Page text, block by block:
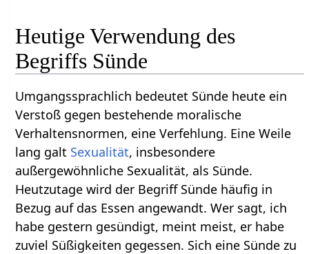
Heutige Verwendung des
Begriffs Sünde
Umgangssprachlich bedeutet Sünde heute ein
Verstoß gegen bestehende moralische
Verhaltensnormen, eine Verfehlung. Eine Weile
lang galt Sexualität, insbesondere
außergewöhnliche Sexualität, als Sünde.
Heutzutage wird der Begriff Sünde häufig in
Bezug auf das Essen angewandt. Wer sagt, ich
habe gestern gesündigt, meint meist, er habe
zuviel Süßigkeiten gegessen. Sich eine Sünde zu